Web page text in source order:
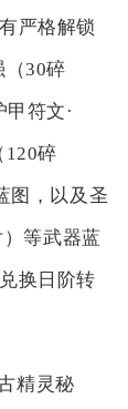
严格解锁
（30碎
符文·
120碎
图，以及圣
等武器蓝
换日阶转
精灵秘